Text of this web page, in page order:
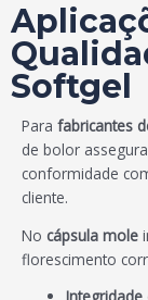
Softgel
Para fabricantes
de bolor
conformidade
cliente.
No cápsula mole
florescimento